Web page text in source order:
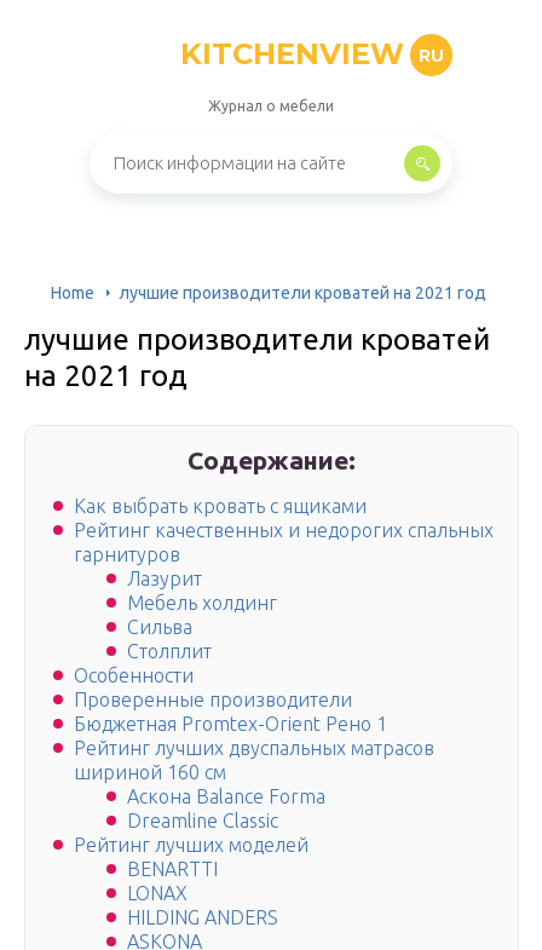
KITCHENVIEW RU
Журнал о мебели
Home ️лучшие производители кроватей на 2021 год
️лучшие производители кроватей
на 2021 год
Содержание:
Как выбрать кровать с ящиками
Рейтинг качественных и недорогих спальных
гарнитуров
Лазурит
Мебель холдинг
Сильва
Столплит
Особенности
Проверенные производители
Бюджетная Promtex-Orient Рено 1
Рейтинг лучших двуспальных матрасов
шириной 160 см
Аскона Balance Forma
Dreamline Classic
Рейтинг лучших моделей
BENARTTI
LONAX
HILDING ANDERS
ASKONA